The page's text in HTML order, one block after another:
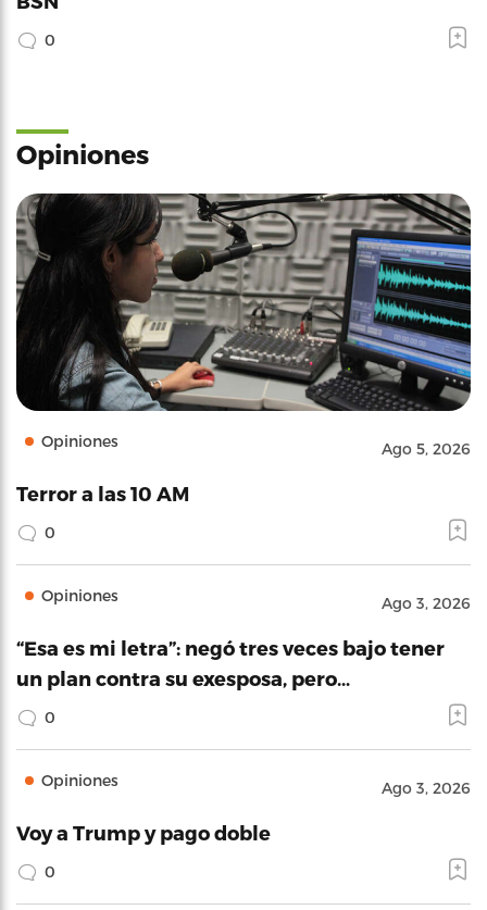
0
Opiniones
Opiniones Ago 5, 2026
Terror a las 10 AM
0
Opiniones Ago 3, 2026
“Esa es mi letra”: negó tres veces bajo tener
un plan contra su exesposa, pero…
0
Opiniones Ago 3, 2026
Voy a Trump y pago doble
0